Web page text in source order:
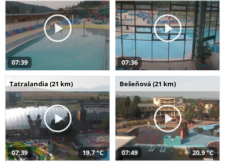
07:39 07:36
Tatralandia (21 km)
07:39 19,7 °C
Bešeňová (21 km)
07:49 20,9 °C